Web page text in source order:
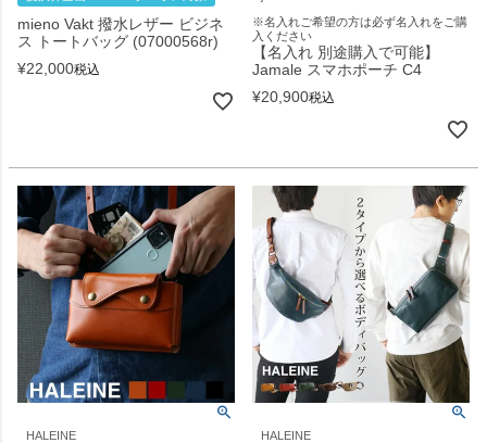
mieno Vakt 撥水レザー ビジネ
ス トートバッグ (07000568r)
¥22,000税込
※名入れご希望の方は必ず名入れをご購
入ください
【名入れ 別途購入で可能】
Jamale スマホポーチ C4
¥20,900税込
HALEINE
HALEINE